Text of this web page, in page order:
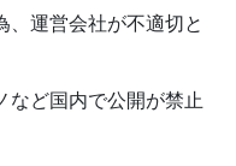
、運営会社が不適切と
など国内で公開が禁止